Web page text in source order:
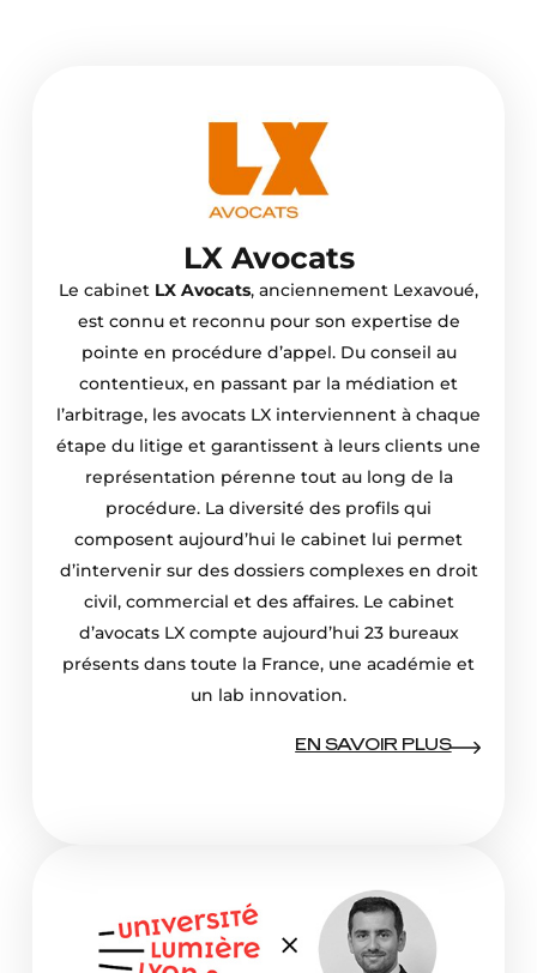
LX Avocats
Le cabinet LX Avocats, anciennement Lexavoué,
est connu et reconnu pour son expertise de
pointe en procédure d’appel. Du conseil au
contentieux, en passant par la médiation et
l’arbitrage, les avocats LX interviennent à chaque
étape du litige et garantissent à leurs clients une
représentation pérenne tout au long de la
procédure. La diversité des profils qui
composent aujourd’hui le cabinet lui permet
d’intervenir sur des dossiers complexes en droit
civil, commercial et des affaires. Le cabinet
d’avocats LX compte aujourd’hui 23 bureaux
présents dans toute la France, une académie et
un lab innovation.
EN SAVOIR PLUS